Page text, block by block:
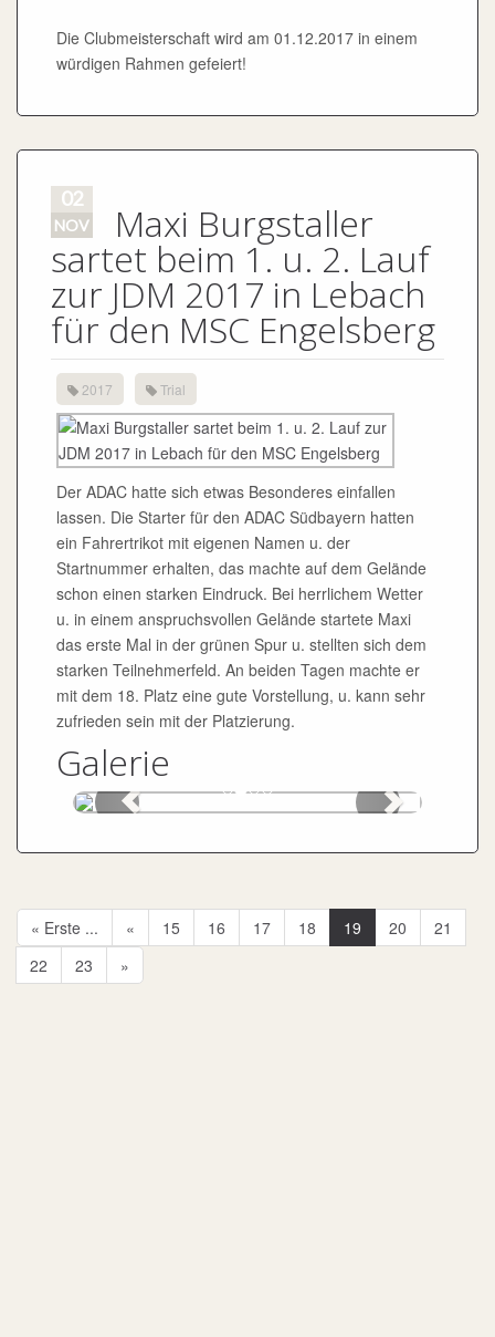
Die Clubmeisterschaft wird am 01.12.2017 in einem
würdigen Rahmen gefeiert!
02
NOV Maxi Burgstaller
sartet beim 1. u. 2. Lauf
zur JDM 2017 in Lebach
für den MSC Engelsberg
2017 Trial
Der ADAC hatte sich etwas Besonderes einfallen
lassen. Die Starter für den ADAC Südbayern hatten
ein Fahrertrikot mit eigenen Namen u. der
Startnummer erhalten, das machte auf dem Gelände
schon einen starken Eindruck. Bei herrlichem Wetter
u. in einem anspruchsvollen Gelände startete Maxi
das erste Mal in der grünen Spur u. stellten sich dem
starken Teilnehmerfeld. An beiden Tagen machte er
mit dem 18. Platz eine gute Vorstellung, u. kann sehr
zufrieden sein mit der Platzierung.
Galerie
« Erste ... « 15 16 17 18 19 20
21
22
23 »